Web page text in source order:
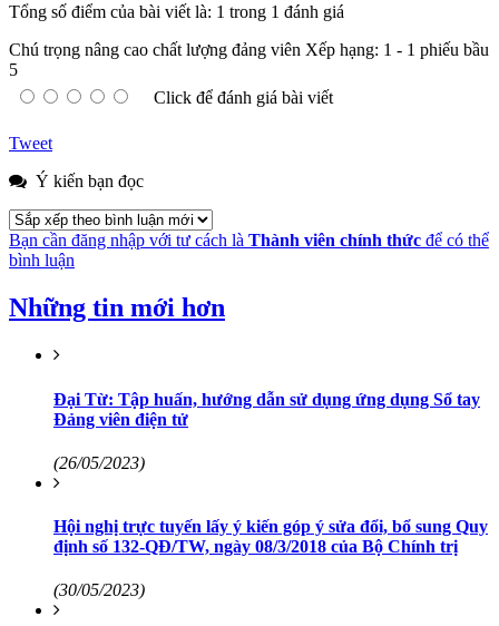
Tổng số điểm của bài viết là: 1 trong 1 đánh giá
Chú trọng nâng cao chất lượng đảng viên Xếp hạng: 1 - 1 phiếu bầu
5
Click để đánh giá bài viết
Tweet
Ý kiến bạn đọc
Bạn cần đăng nhập với tư cách là Thành viên chính thức để có thể
bình luận
Những tin mới hơn
Đại Từ: Tập huấn, hướng dẫn sử dụng ứng dụng Sổ tay
Đảng viên điện tử
(26/05/2023)
Hội nghị trực tuyến lấy ý kiến góp ý sửa đổi, bổ sung Quy
định số 132-QĐ/TW, ngày 08/3/2018 của Bộ Chính trị
(30/05/2023)